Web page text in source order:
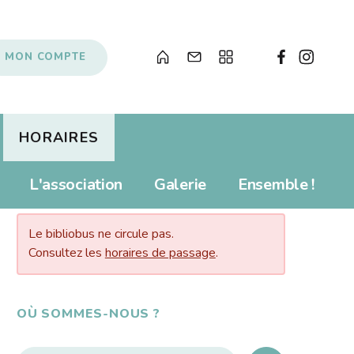
MON COMPTE
Albums pour enfants
Livres numériques
Propositions d'achat
Prolonger
Tarifs
HORAIRES
Anecdotes
Liens
L'association Galerie
Souvenirs, souvenirs...
Ensemble !
AUJOURD’HUI…
Le bibliobus ne circule pas.
Consultez leshoraires de passage.
OÙ SOMMES-NOUS ?